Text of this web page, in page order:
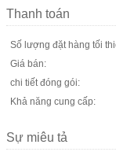
Thanh toán
Số lượng đặt hàng tối
Giá bán:
chi tiết đóng gói:
Khả năng cung cấp:
Sự miêu tả